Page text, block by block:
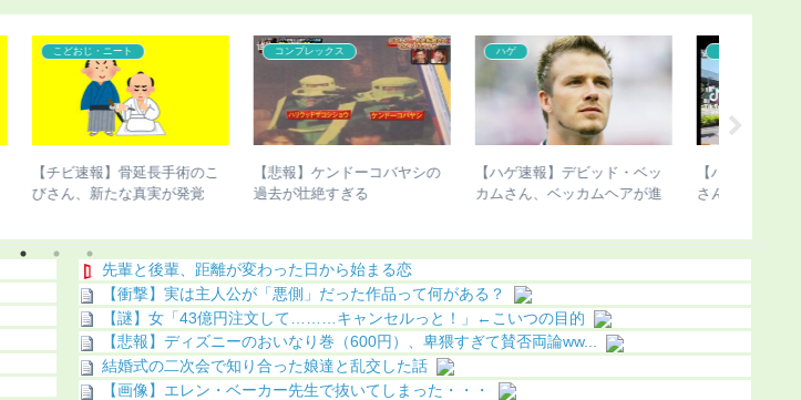
こ
コンプレックス
【悲報】ケンドーコバヤシの
過去が壮絶すぎる
ハゲ
【ハゲ速報】デビッド・ベッ
カムさん、ベッカムヘアが進
コンプレックス
【ハゲ速報】ダウン浜田雅功
さん、ハゲ散らかってしまう
先輩と後輩、距離が変わった日から始まる恋
【衝撃】実は主人公が「悪側」だった作品って何がある？
【謎】女「43億円注文して………キャンセルっと！」←こいつの目的
【悲報】ディズニーのおいなり巻（600円）、卑猥すぎて賛否両論ww...
結婚式の二次会で知り合った娘達と乱交した話
【画像】エレン・ベーカー先生で抜いてしまった・・・